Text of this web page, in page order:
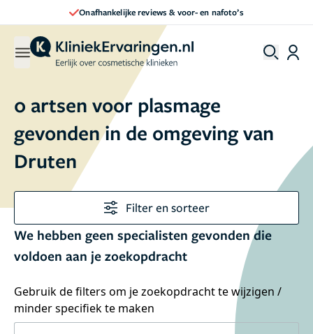
Onafhankelijke reviews & voor- en nafoto’s
0 artsen voor plasmage
gevonden in de omgeving van
Druten
Filter en sorteer
We hebben geen specialisten gevonden die
voldoen aan je zoekopdracht
Gebruik de filters om je zoekopdracht te wijzigen /
minder specifiek te maken